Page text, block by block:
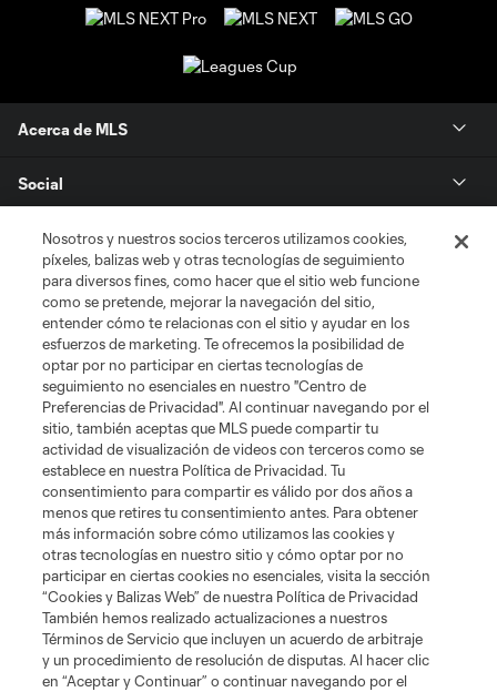
Acerca de MLS
Social
Tienda
Club Sites
Términos de servicio Política de privacidad
No vender mi información
Cookies Settings
©2026 MLS. El nombre y escudo de la Major League Soccer y MLS son
marcas registradas de League Soccer, L.L.C. (“MLS”). Los nombres y logos
de los equipos de la MLS están registrados y son marcas bajo ley común
de la MLS o son usadas con el permiso de sus propietarios. Uso
desautorizado está prohibido.
Nosotros y nuestros socios terceros utilizamos cookies,
píxeles, balizas web y otras tecnologías de seguimiento
para diversos fines, como hacer que el sitio web funcione
como se pretende, mejorar la navegación del sitio,
entender cómo te relacionas con el sitio y ayudar en los
esfuerzos de marketing. Te ofrecemos la posibilidad de
optar por no participar en ciertas tecnologías de
seguimiento no esenciales en nuestro "Centro de
Preferencias de Privacidad". Al continuar navegando por el
sitio, también aceptas que MLS puede compartir tu
actividad de visualización de videos con terceros como se
establece en nuestra Política de Privacidad. Tu
consentimiento para compartir es válido por dos años a
menos que retires tu consentimiento antes. Para obtener
más información sobre cómo utilizamos las cookies y
otras tecnologías en nuestro sitio y cómo optar por no
participar en ciertas cookies no esenciales, visita la sección
“Cookies y Balizas Web” de nuestra Política de Privacidad
También hemos realizado actualizaciones a nuestros
Términos de Servicio que incluyen un acuerdo de arbitraje
y un procedimiento de resolución de disputas. Al hacer clic
en “Aceptar y Continuar” o continuar navegando por el